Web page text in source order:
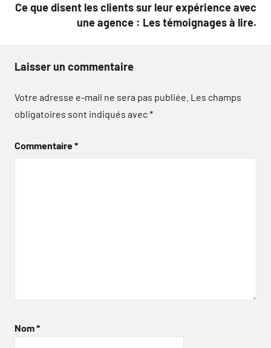
Ce que disent les clients sur leur expérience avec
une agence : Les témoignages à lire.
Laisser un commentaire
Votre adresse e-mail ne sera pas publiée. Les champs
obligatoires sont indiqués avec*
Commentaire*
Nom*